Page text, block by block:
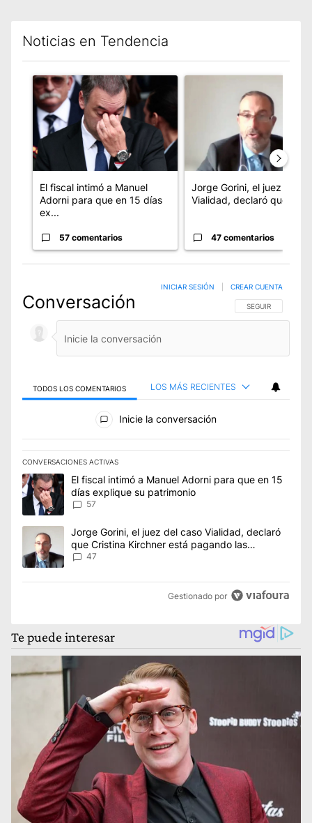
Noticias en Tendencia
Un artículo de tendencia con el título "El fiscal intimó a
El fiscal intimó a Manuel
Adorni para que en 15 días
ex...
57 comentarios
Jorge Gorini, el juez del
Vialidad, declaró que Cr...
47 comentarios
Conversación SIGA ESTA
SEGUIR
INICIAR SESIÓN CREAR CUENTA
TODOS LOS COMENTARIOS LOS MÁS RECIENTES
Todos los comentarios
Inicie la conversación
CONVERSACIONES ACTIVAS
Este listado muestra los artículos con más comentarios en los
Un artículo de tendencia con el título "El fiscal intimó a
El fiscal intimó a Manuel Adorni para que en 15
días explique su patrimonio
57
Un artículo de tendencia con el título "Jorge Gorini, el juez
Jorge Gorini, el juez del caso Vialidad, declaró
que Cristina Kirchner está pagando las
consecuencias de cometer "un delito
47
Gestionado por